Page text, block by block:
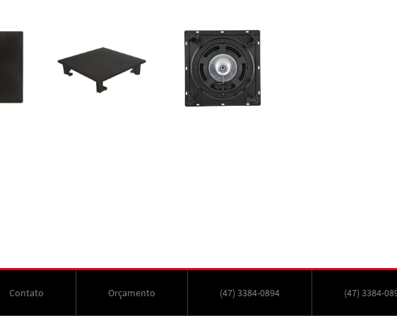
Contato Orçamento (47) 3384-0894 (47) 3384-